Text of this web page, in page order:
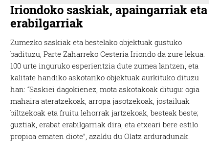
Iriondoko saskiak, apaingarriak eta
erabilgarriak
Zumezko saskiak eta bestelako objektuak gustuko
badituzu, Parte Zaharreko Cesteria Iriondo da zure lekua.
100 urte inguruko esperientzia dute zumea lantzen, eta
kalitate handiko askotariko objektuak aurkituko dituzu
han: “Saskiei dagokienez, mota askotakoak ditugu: ogia
mahaira ateratzekoak, arropa jasotzekoak, jostailuak
biltzekoak eta fruitu lehorrak jartzekoak, besteak beste;
guztiak, erabat erabilgarriak dira, eta etxeari bere estilo
propioa ematen diote”, azaldu du Olatz arduradunak.